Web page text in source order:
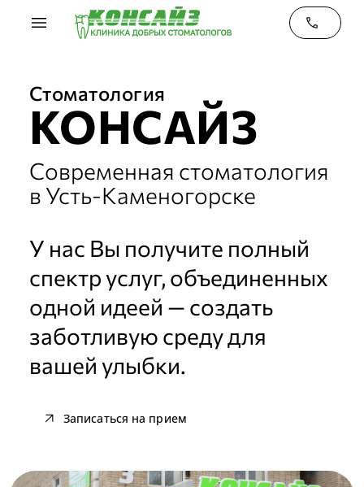
menu phone
Стоматология
КОНСАЙЗ
Современная стоматология
в Усть-Каменогорске
У нас Вы получите полный
спектр услуг, объединенных
одной идеей — создать
заботливую среду для
вашей улыбки.
arrow_outward Записаться на прием